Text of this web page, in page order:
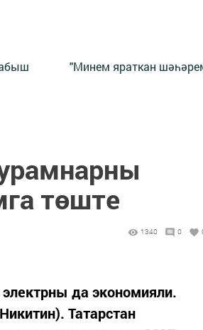
"Минем яраткан
төште
1340 0
да экономияли.
Татарстан